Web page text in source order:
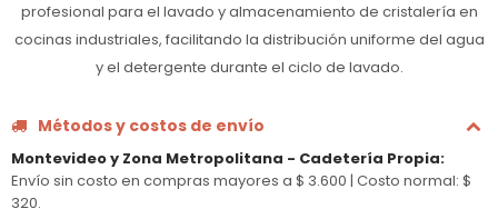
profesional para el lavado y almacenamiento de cristalería en
cocinas industriales, facilitando la distribución uniforme del agua
y el detergente durante el ciclo de lavado.
Métodos y costos de envío
Montevideo y Zona Metropolitana - Cadetería Propia:
Envío sin costo en compras mayores a $ 3.600 | Costo normal: $
320.